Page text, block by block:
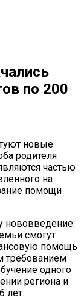
по 200
новые
родителя
частью
на
помощи
нововведение:
смогут
помощь
требованием
одного
региона и
лет.